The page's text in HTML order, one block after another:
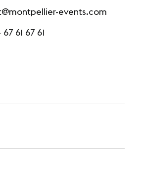
actus
events.com
61 67 61